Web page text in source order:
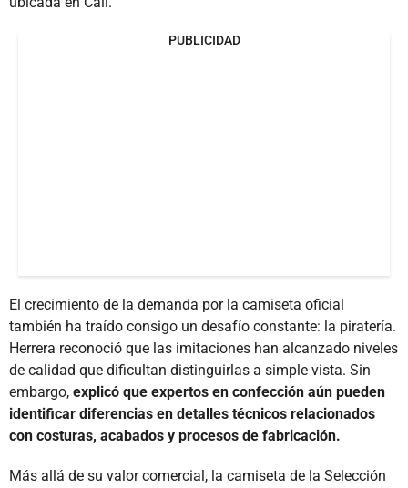
PUBLICIDAD
El crecimiento de la demanda por la camiseta oficial
también ha traído consigo un desafío constante: la piratería.
Herrera reconoció que las imitaciones han alcanzado niveles
de calidad que dificultan distinguirlas a simple vista. Sin
embargo, explicó que expertos en confección aún pueden
identificar diferencias en detalles técnicos relacionados
con costuras, acabados y procesos de fabricación.
Más allá de su valor comercial, la camiseta de la Selección